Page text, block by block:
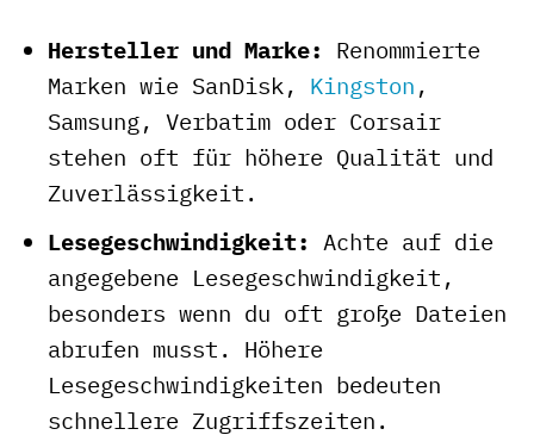
Hersteller und Marke: Renommierte
Marken wie SanDisk, Kingston ,
Samsung, Verbatim oder Corsair
stehen oft für höhere Qualität und
Zuverlässigkeit.
Lesegeschwindigkeit: Achte auf die
angegebene Lesegeschwindigkeit,
besonders wenn du oft große Dateien
abrufen musst. Höhere
Lesegeschwindigkeiten bedeuten
schnellere Zugriffszeiten.